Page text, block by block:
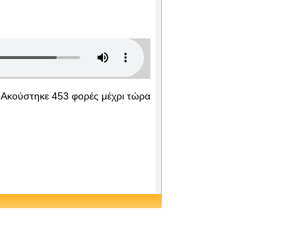
Ακούστηκε 453 φορές μέχρι τώρα